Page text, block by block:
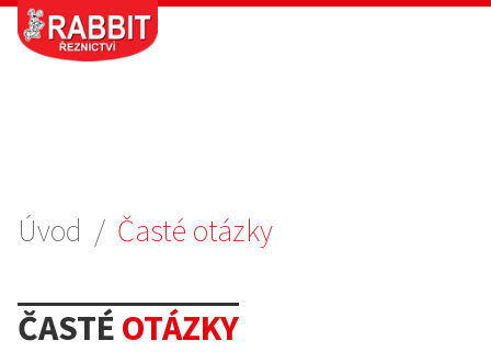
Úvod / Časté otázky
ČASTÉ OTÁZKY